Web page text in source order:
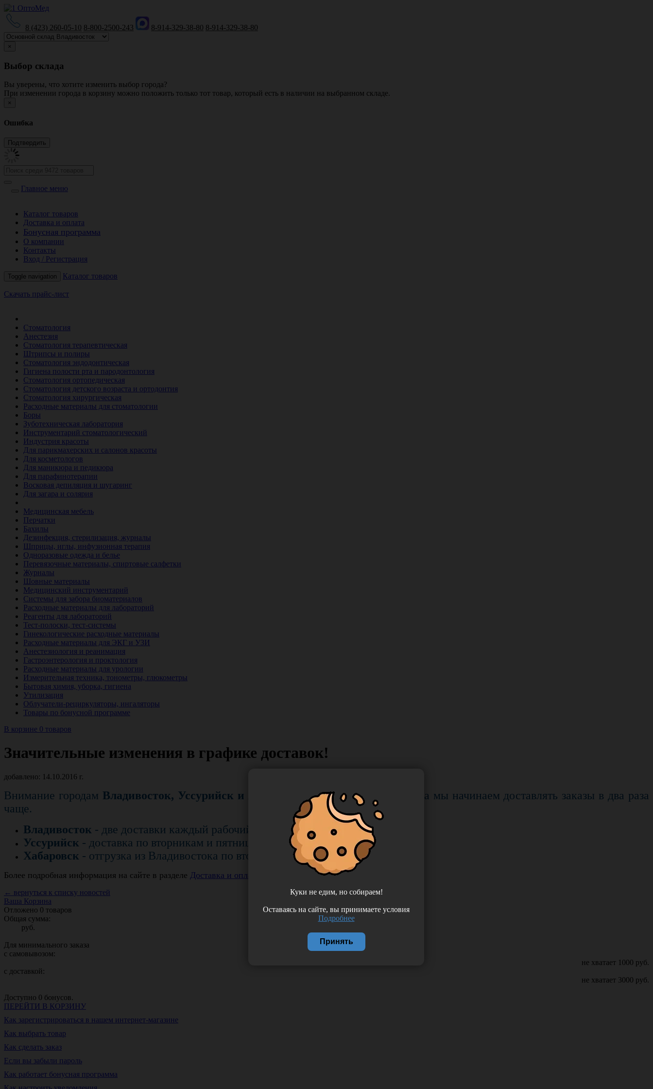
8 (423) 260-05-10 8-800-2500-243 8-914-329-38-80 8-914-329-38-80
×
Выбор склада
Вы уверены, что хотите изменить выбор города?
При изменении города в корзину можно положить только тот товар, который есть в наличии на выбранном складе.
×
Ошибка
Главное меню
Каталог товаров
Доставка и оплата
Бонусная программа
О компании
Контакты
Вход / Регистрация
Toggle navigation Каталог товаров
Скачать прайс-лист
Стоматология
Анестезия
Стоматология терапевтическая
Штрипсы и полиры
Стоматология эндодонтическая
Гигиена полости рта и пародонтология
Стоматология ортопедическая
Стоматология детского возраста и ортодонтия
Стоматология хирургическая
Расходные материалы для стоматологии
Боры
Зуботехническая лаборатория
Инструментарий стоматологический
Индустрия красоты
Для парикмахерских и салонов красоты
Для косметологов
Для маникюра и педикюра
Для парафинотерапии
Восковая депиляция и шугаринг
Для загара и солярия
Медицинская мебель
Перчатки
Бахилы
Дезинфекция, стерилизация, журналы
Шприцы, иглы, инфузионная терапия
Одноразовые одежда и белье
Перевязочные материалы, спиртовые салфетки
Журналы
Шовные материалы
Медицинский инструментарий
Системы для забора биоматериалов
Расходные материалы для лабораторий
Реагенты для лабораторий
Тест-полоски, тест-системы
Гинекологические расходные материалы
Расходные материалы для ЭКГ и УЗИ
Анестезиология и реанимация
Гастроэнтерология и проктология
Расходные материалы для урологии
Измерительная техника, тонометры, глюкометры
Бытовая химия, уборка, гигиена
Утилизация
Облучатели-рециркуляторы, ингаляторы
Товары по бонусной программе
В корзине 0 товаров
Значительные изменения в графике доставок!
добавлено: 14.10.2016 г.
Внимание городам Владивосток, Уссурийск и Хабаровск
! С 18 октября 2016 года мы начинаем доставлять заказы в два раза
чаще.
Владивосток - две доставки каждый рабочий день.
Уссурийск - доставка по вторникам и пятницам.
Хабаровск - отгрузка из Владивостока по вторникам и пятницам.
Более подробная информация на сайте в разделе Доставка и оплата
← вернуться к списку новостей
Ваша Корзина
Отложено 0 товаров
Общая сумма:
руб.
Для минимального заказа
с самовывозом:
не хватает 1000 руб.
с доставкой:
не хватает 3000 руб.
Доступно 0 бонусов.
ПЕРЕЙТИ В КОРЗИНУ
Как зарегистрироваться в нашем интернет-магазине
Как выбрать товар
Как сделать заказ
Если вы забыли пароль
Как работает бонусная программа
Куки не едим, но собираем!
Оставаясь на сайте, вы принимаете условия
Подробнее
Принять